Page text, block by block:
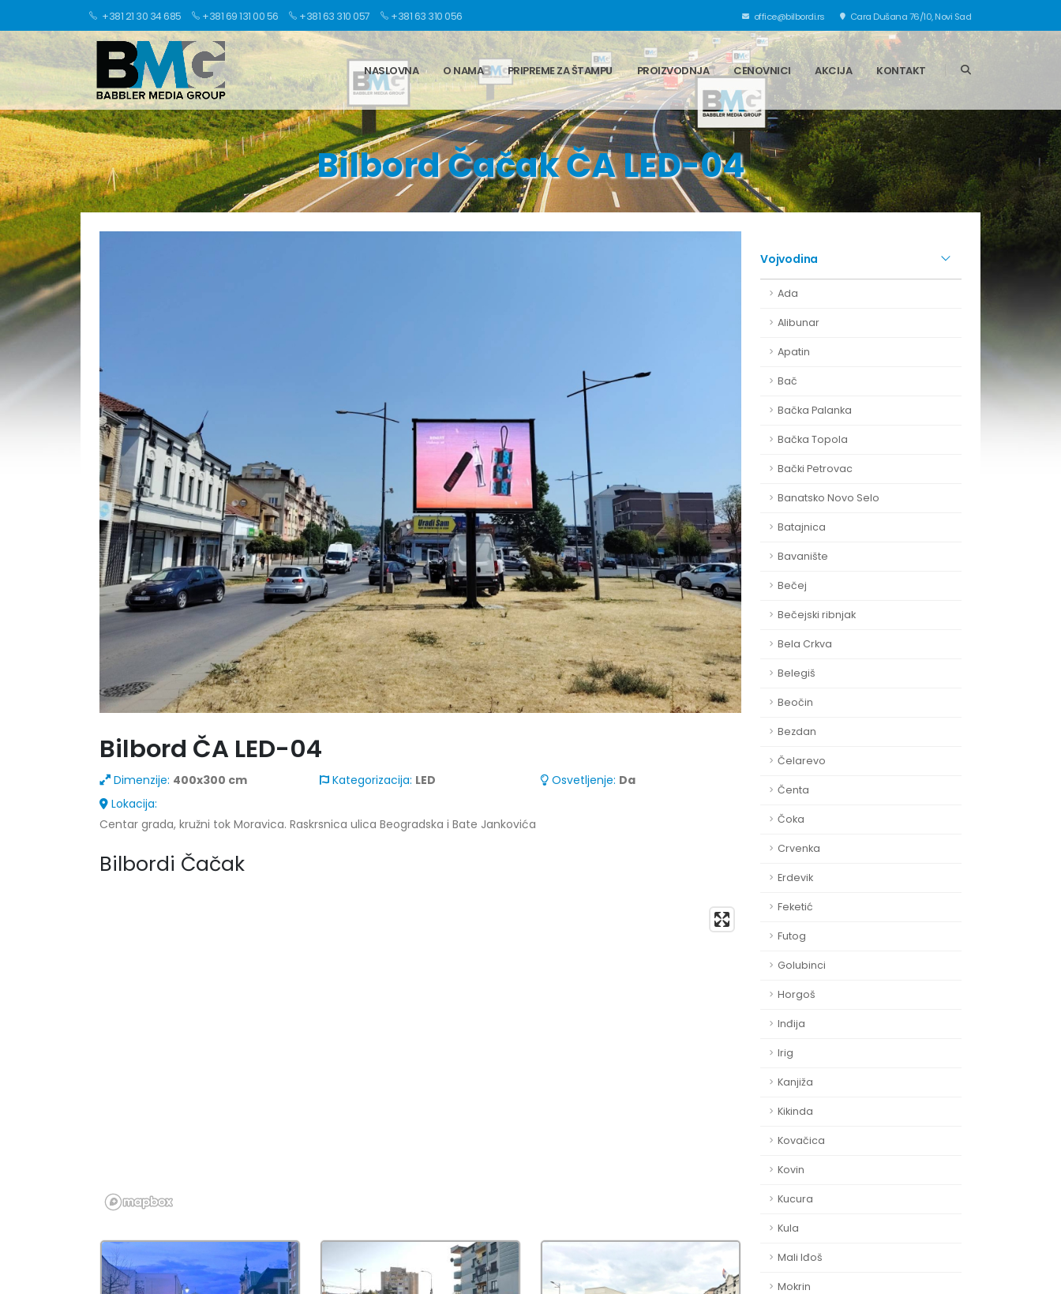
+381 21 30 34 685 +381 69 131 00 56 +381 63 310 057 +381 63 310 056 office@bilbordi.rs Cara Dušana 76/10, Novi Sad
NASLOVNA O NAMA PRIPREME ZA ŠTAMPU PROIZVODNJA CENOVNICI AKCIJA KONTAKT
Bilbord Čačak ČA LED-04
Vojvodina
Ada
Alibunar
Apatin
Bač
Bačka Palanka
Bačka Topola
Bački Petrovac
Banatsko Novo Selo
Batajnica
Bavanište
Bečej
Bečejski ribnjak
Bela Crkva
Belegiš
Beočin
Bezdan
Čelarevo
Čenta
Čoka
Crvenka
Erdevik
Feketić
Futog
Golubinci
Horgoš
Inđija
Irig
Kanjiža
Kikinda
Kovačica
Kovin
Kucura
Kula
Mali Iđoš
Mokrin
Bilbord ČA LED-04
Dimenzije: 400x300 cm Kategorizacija: LED Osvetljenje: Da
Lokacija:
Centar grada, kružni tok Moravica. Raskrsnica ulica Beogradska i Bate Jankovića
Bilbordi Čačak